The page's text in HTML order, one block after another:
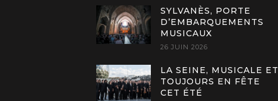
SYLVANÈS, PORTE
D’EMBARQUEMENTS
MUSICAUX
26 JUIN 2026
LA SEINE, MUSICALE ET
TOUJOURS EN FÊTE
CET ÉTÉ